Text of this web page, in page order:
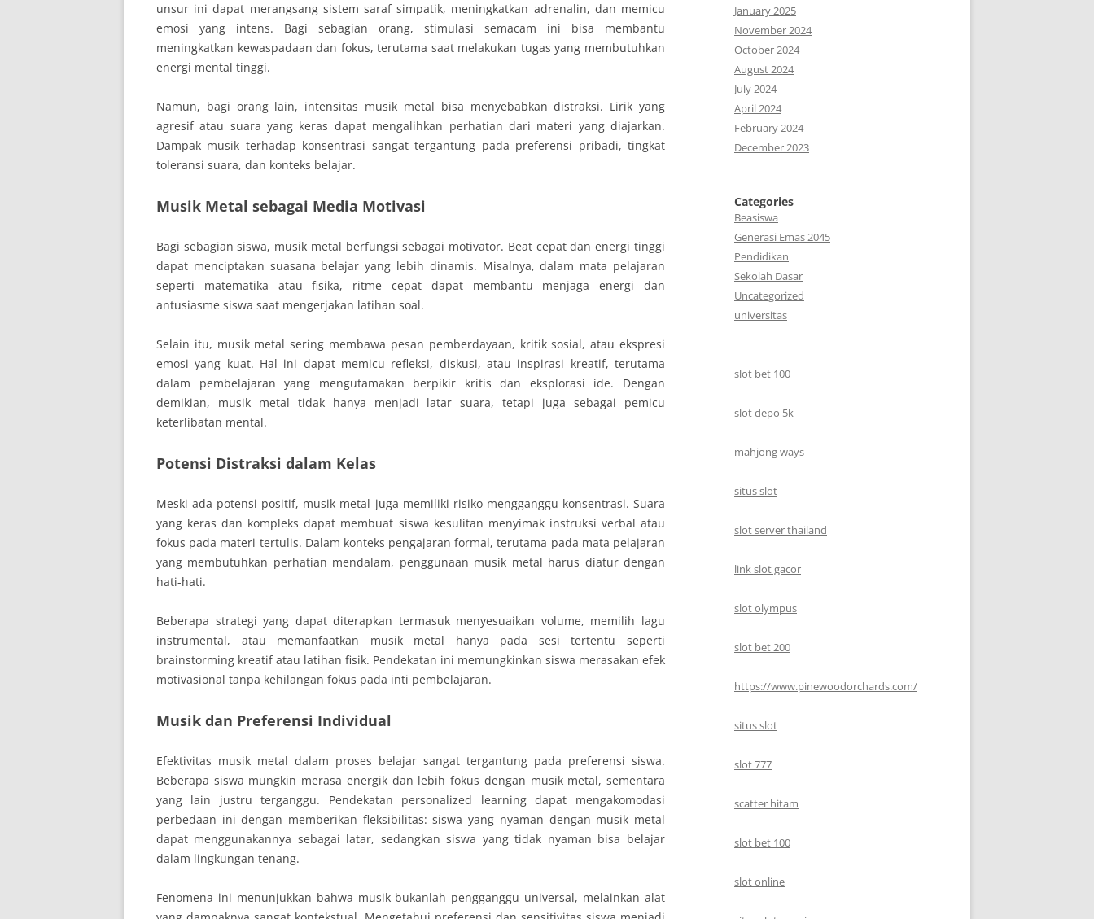
unsur ini dapat merangsang sistem saraf simpatik, meningkatkan adrenalin, dan memicu
emosi yang intens. Bagi sebagian orang, stimulasi semacam ini bisa membantu
meningkatkan kewaspadaan dan fokus, terutama saat melakukan tugas yang membutuhkan
energi mental tinggi.
Namun, bagi orang lain, intensitas musik metal bisa menyebabkan distraksi. Lirik yang
agresif atau suara yang keras dapat mengalihkan perhatian dari materi yang diajarkan.
Dampak musik terhadap konsentrasi sangat tergantung pada preferensi pribadi, tingkat
toleransi suara, dan konteks belajar.
Musik Metal sebagai Media Motivasi
Bagi sebagian siswa, musik metal berfungsi sebagai motivator. Beat cepat dan energi tinggi
dapat menciptakan suasana belajar yang lebih dinamis. Misalnya, dalam mata pelajaran
seperti matematika atau fisika, ritme cepat dapat membantu menjaga energi dan
antusiasme siswa saat mengerjakan latihan soal.
Selain itu, musik metal sering membawa pesan pemberdayaan, kritik sosial, atau ekspresi
emosi yang kuat. Hal ini dapat memicu refleksi, diskusi, atau inspirasi kreatif, terutama
dalam pembelajaran yang mengutamakan berpikir kritis dan eksplorasi ide. Dengan
demikian, musik metal tidak hanya menjadi latar suara, tetapi juga sebagai pemicu
keterlibatan mental.
Potensi Distraksi dalam Kelas
Meski ada potensi positif, musik metal juga memiliki risiko mengganggu konsentrasi. Suara
yang keras dan kompleks dapat membuat siswa kesulitan menyimak instruksi verbal atau
fokus pada materi tertulis. Dalam konteks pengajaran formal, terutama pada mata pelajaran
yang membutuhkan perhatian mendalam, penggunaan musik metal harus diatur dengan
hati-hati.
Beberapa strategi yang dapat diterapkan termasuk menyesuaikan volume, memilih lagu
instrumental, atau memanfaatkan musik metal hanya pada sesi tertentu seperti
brainstorming kreatif atau latihan fisik. Pendekatan ini memungkinkan siswa merasakan efek
motivasional tanpa kehilangan fokus pada inti pembelajaran.
Musik dan Preferensi Individual
Efektivitas musik metal dalam proses belajar sangat tergantung pada preferensi siswa.
Beberapa siswa mungkin merasa energik dan lebih fokus dengan musik metal, sementara
yang lain justru terganggu. Pendekatan personalized learning dapat mengakomodasi
perbedaan ini dengan memberikan fleksibilitas: siswa yang nyaman dengan musik metal
dapat menggunakannya sebagai latar, sedangkan siswa yang tidak nyaman bisa belajar
dalam lingkungan tenang.
Fenomena ini menunjukkan bahwa musik bukanlah pengganggu universal, melainkan alat
January 2025
November 2024
October 2024
August 2024
July 2024
April 2024
February 2024
December 2023
Categories
Beasiswa
Generasi Emas 2045
Pendidikan
Sekolah Dasar
Uncategorized
universitas
slot bet 100
slot depo 5k
mahjong ways
situs slot
slot server thailand
link slot gacor
slot olympus
slot bet 200
https://www.pinewoodorchards.com/
situs slot
slot 777
scatter hitam
slot bet 100
slot online